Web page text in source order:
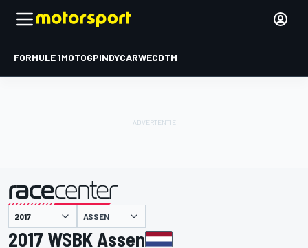
FORMULE 1MOTOGPINDYCARWECDTM
gepresenteerd door ASSEN
2017 WSBK Assen